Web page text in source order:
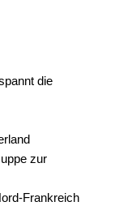
die
zur
Frankreich